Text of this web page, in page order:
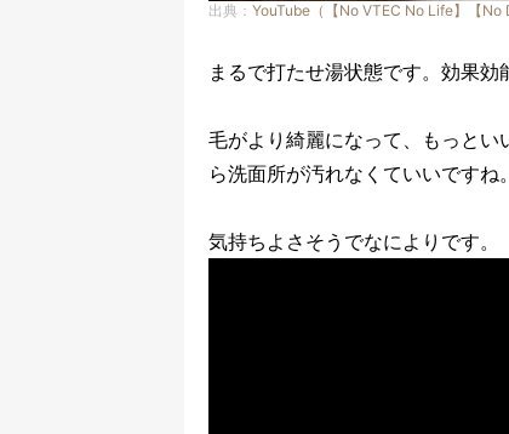
出典： YouTube（【No VTEC No Life】【No
まるで打たせ湯状態です。効果効
毛がより綺麗になって、もっと
ら洗面所が汚れなくていいですね。
気持ちよさそうでなによりです。